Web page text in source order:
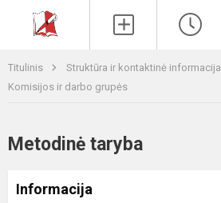
Titulinis
Struktūra ir kontaktinė informacija
Komisijos ir darbo grupės
Metodinė taryba
Informacija